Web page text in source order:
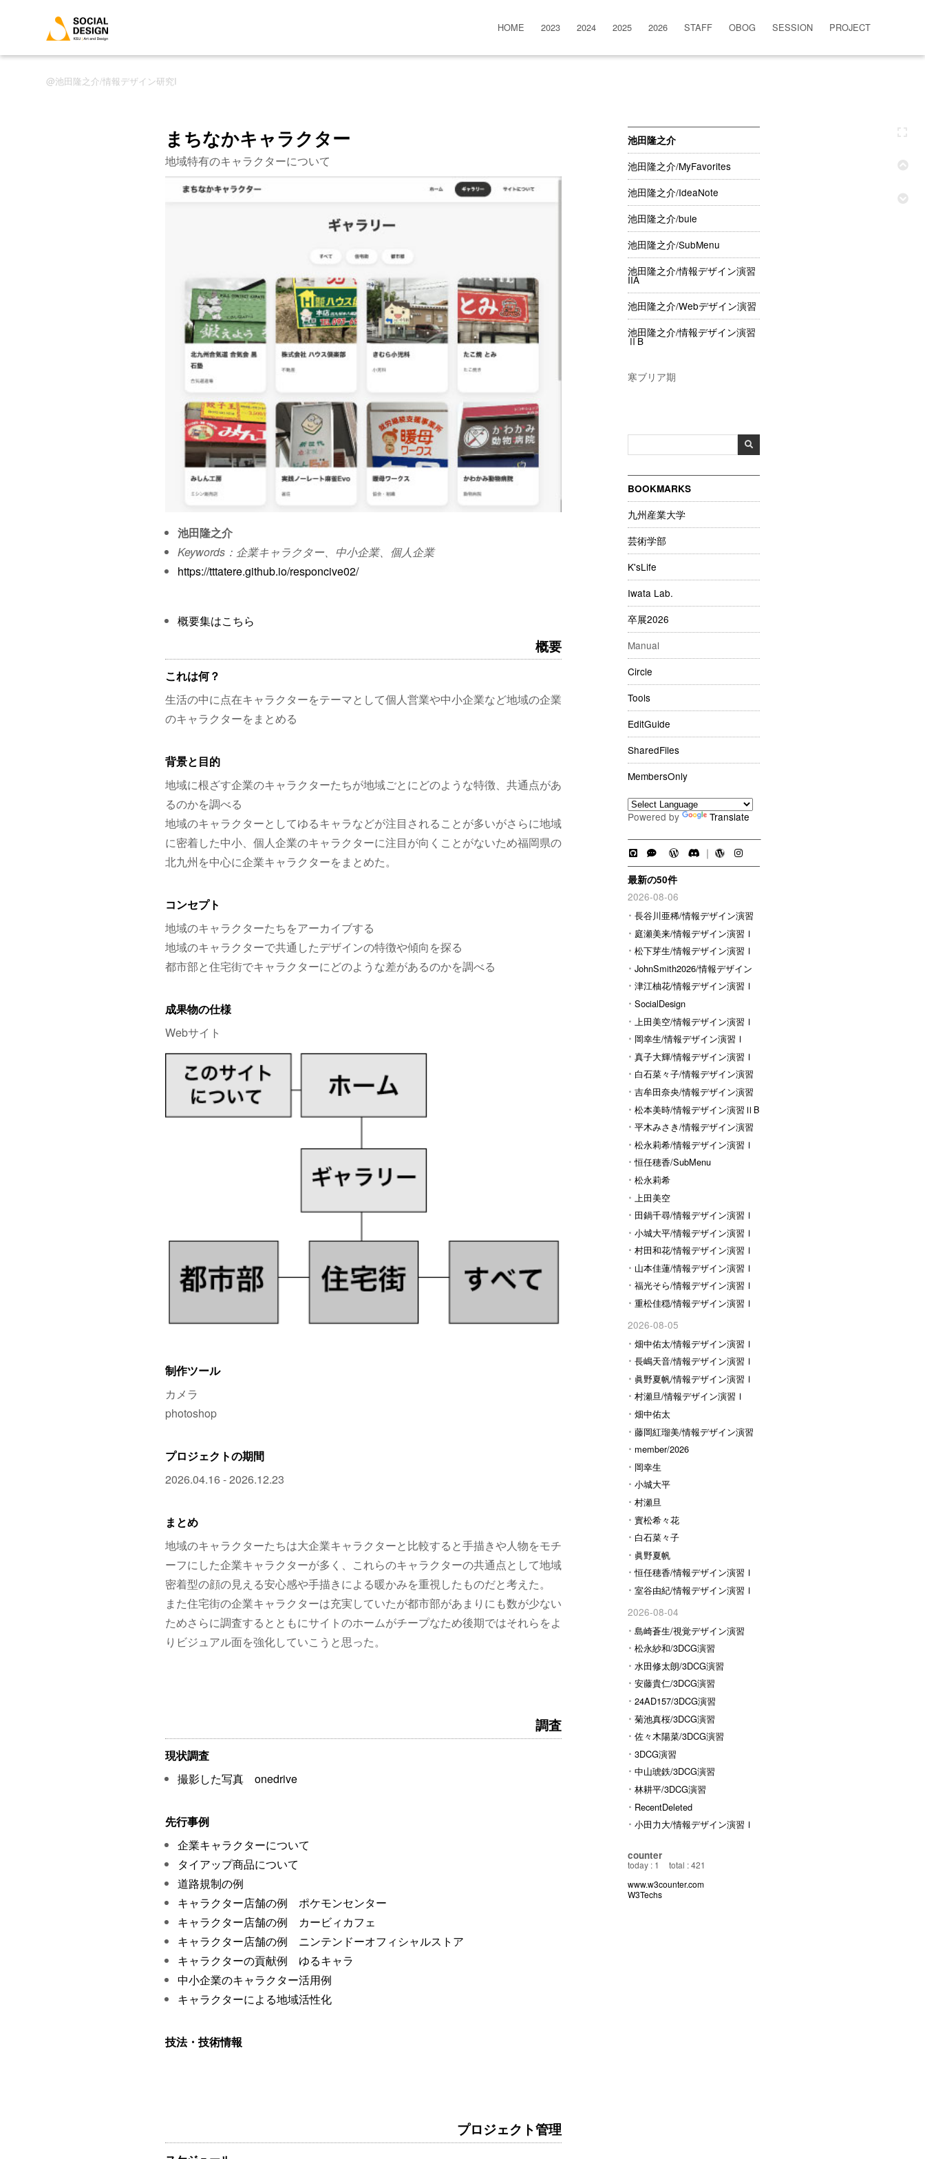
池田隆之介/情報デザイン研究I
HOME 2023 2024 2025 2026 STAFF OBOG SESSION PROJECT
池田隆之介
池田隆之介/MyFavorites
池田隆之介/IdeaNote
池田隆之介/bule
池田隆之介/SubMenu
池田隆之介/情報デザイン演習
IIA
池田隆之介/Webデザイン演習
池田隆之介/情報デザイン演習
ⅡB
寒ブリア期
BOOKMARKS
九州産業大学
芸術学部
K'sLife
Iwata Lab.
卒展2026
Manual
Circle
Tools
EditGuide
SharedFiles
MembersOnly
Powered by Translate
｜
最新の50件
2026-08-06
長谷川亜稀/情報デザイン演習
Ⅰ 庭瀬美来/情報デザイン演習Ⅰ
松下芽生/情報デザイン演習Ⅰ
JohnSmith2026/情報デザイン
演習I
津江柚花/情報デザイン演習Ⅰ
SocialDesign
上田美空/情報デザイン演習Ⅰ
岡幸生/情報デザイン演習Ⅰ
真子大輝/情報デザイン演習Ⅰ
白石菜々子/情報デザイン演習
Ⅰ 吉牟田奈央/情報デザイン演習
Ⅰ 松本美時/情報デザイン演習ⅡB
平木みさき/情報デザイン演習
Ⅰ 松永莉希/情報デザイン演習Ⅰ
恒任穂香/SubMenu
松永莉希
上田美空
田鍋千尋/情報デザイン演習Ⅰ
小城大平/情報デザイン演習Ⅰ
村田和花/情報デザイン演習Ⅰ
山本佳蓮/情報デザイン演習Ⅰ
福光そら/情報デザイン演習Ⅰ
重松佳穏/情報デザイン演習Ⅰ
2026-08-05
畑中佑太/情報デザイン演習Ⅰ
長嶋天音/情報デザイン演習Ⅰ
眞野夏帆/情報デザイン演習Ⅰ
村瀬旦/情報デザイン演習Ⅰ
畑中佑太
藤岡紅瑠美/情報デザイン演習
Ⅰ member/2026
岡幸生
小城大平
村瀬旦
實松希々花
白石菜々子
眞野夏帆
恒任穂香/情報デザイン演習Ⅰ
室谷由紀/情報デザイン演習Ⅰ
2026-08-04
島崎蒼生/視覚デザイン演習
松永紗和/3DCG演習
水田修太朗/3DCG演習
安藤貴仁/3DCG演習
24AD157/3DCG演習
菊池真桜/3DCG演習
佐々木陽菜/3DCG演習
3DCG演習
中山琥鉄/3DCG演習
林耕平/3DCG演習
RecentDeleted
小田力大/情報デザイン演習Ⅰ
counter
today : 1
total : 421
www.w3counter.com
W3Techs
まちなかキャラクター
地域特有のキャラクターについて
池田隆之介
Keywords：企業キャラクター、中小企業、個人企業
https://tttatere.github.io/responcive02/
概要集はこちら
概要
これは何？
生活の中に点在キャラクターをテーマとして個人営業や中小企業など地域の企業
のキャラクターをまとめる
背景と目的
地域に根ざす企業のキャラクターたちが地域ごとにどのような特徴、共通点があ
るのかを調べる
地域のキャラクターとしてゆるキャラなどが注目されることが多いがさらに地域
に密着した中小、個人企業のキャラクターに注目が向くことがないため福岡県の
北九州を中心に企業キャラクターをまとめた。
コンセプト
地域のキャラクターたちをアーカイブする
地域のキャラクターで共通したデザインの特徴や傾向を探る
都市部と住宅街でキャラクターにどのような差があるのかを調べる
成果物の仕様
Webサイト
制作ツール
カメラ
photoshop
プロジェクトの期間
2026.04.16 - 2026.12.23
まとめ
地域のキャラクターたちは大企業キャラクターと比較すると手描きや人物をモチ
ーフにした企業キャラクターが多く、これらのキャラクターの共通点として地域
密着型の顔の見える安心感や手描きによる暖かみを重視したものだと考えた。
また住宅街の企業キャラクターは充実していたが都市部があまりにも数が少ない
ためさらに調査するとともにサイトのホームがチープなため後期ではそれらをよ
りビジュアル面を強化していこうと思った。
調査
現状調査
撮影した写真 onedrive
先行事例
企業キャラクターについて
タイアップ商品について
道路規制の例
キャラクター店舗の例 ポケモンセンター
キャラクター店舗の例 カービィカフェ
キャラクター店舗の例 ニンテンドーオフィシャルストア
キャラクターの貢献例 ゆるキャラ
中小企業のキャラクター活用例
キャラクターによる地域活性化
技法・技術情報
プロジェクト管理